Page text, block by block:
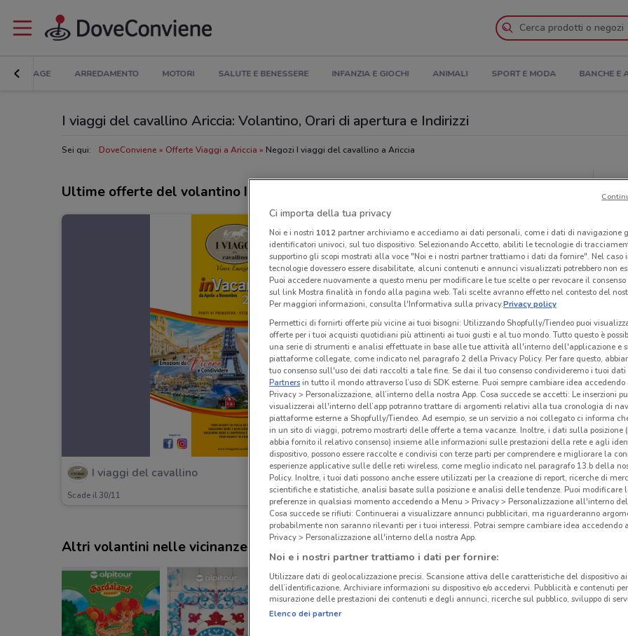
BRICOLAGE ARREDAMENTO MOTORI SALUTE E BENESSERE INFANZIA E GIOCHI ANIMALI SPORT E MODA BANCHE E
I viaggi del cavallino Ariccia: Volantino, Orari di apertura e Indirizzi
Sei qui: DoveConviene Offerte Viaggi a Ariccia Negozi I viaggi del cavallino a Ariccia
Ultime offerte del volantino I viaggi del cavallino
I viaggi del cavallino
Scade il 30/11
Altri volantini nelle vicinanze
I
Ci importa della tua privacy
Noi e i nostri 1012partner archiviamo e accediamo ai dati personali, come i dati di navigazione
identificatori univoci, sul tuo dispositivo. Selezionando Accetto, abiliti le tecnologie di
supportino gli scopi mostrati alla voce "Noi e i nostri partner trattiamo i dati da fornire". Nel caso
tecnologie dovessero essere disabilitate, alcuni contenuti e annunci visualizzati potrebbero non
Puoi accedere nuovamente a questo menu per modificare le tue scelte o per revocare il
sul link Mostra finalità in fondo alla pagina web. Tali scelte avranno effetto nel contesto del
Per maggiori informazioni, consulta l'Informativa sulla privacy.Privacy policy
Permettici di fornirti offerte più vicine ai tuoi bisogni: Utilizzando Shopfully/Tiendeo puoi
offerte per i tuoi acquisti quotidiani più attinenti ai tuoi gusti e al tuo mondo. Tutto questo è
una serie di strumenti e analisi effettuate in base alle tue attività all'interno dell'applicazione e
piattaforme collegate, come indicato nel paragrafo 2 della Privacy Policy. Per fare questo,
tuo consenso sull'uso dei dati raccolti a tale fine. Se dai il tuo consenso condivideremo i tuoi dati
Partnersin tutto il mondo attraverso l’uso di SDK esterne. Puoi sempre cambiare idea accedendo
Privacy > Personalizzazione, all’interno della nostra App. Cosa succede se accetti: Le inserzioni
visualizzerai all'interno dell’app potranno trattare di argomenti relativi alla tua cronologia di
piattaforme esterne a Shopfully/Tiendeo. Ad esempio, se un servizio a noi collegato ci informa
in un sito di viaggi, potremo mostrarti delle offerte a tema vacanze. Inoltre, i dati sulla posizione
abbia fornito il relativo consenso) insieme alle informazioni sulle prestazioni della rete e agli
dispositivo, possono essere raccolte e condivisi con terze parti per comprendere e migliorare la
esperienze applicative sulle delle reti wireless, come meglio indicato nel paragrafo 13.b della
Policy. Inoltre, i tuoi dati possono anche essere utilizzati per la creazione di report, ricerche di
scientifiche e statistiche, analisi basate sulla posizione e analisi delle tendenze. Puoi modificare
preferenze in qualsiasi momento accedendo a Menu > Privacy > Personalizzazione all'interno
Cosa succede se rifiuti: Continuerai a visualizzare annunci pubblicitari, ma riguarderanno
probabilmente non saranno rilevanti per i tuoi interessi. Potrai sempre cambiare idea accedendo
Privacy > Personalizzazione all'interno della nostra App.
Noi e i nostri partner trattiamo i dati per fornire:
Utilizzare dati di geolocalizzazione precisi. Scansione attiva delle caratteristiche del dispositivo
dell’identificazione. Archiviare informazioni su dispositivo e/o accedervi. Pubblicità e contenuti
misurazione delle prestazioni dei contenuti e degli annunci, ricerche sul pubblico, sviluppo di
Elenco dei partner